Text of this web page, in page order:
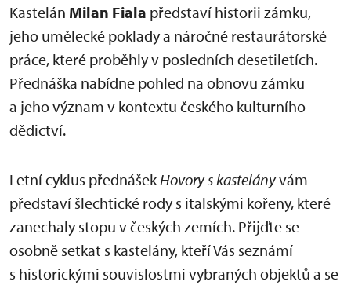
Kastelán Milan Fiala představí historii zámku,
jeho umělecké poklady a náročné restaurátorské
práce, které proběhly v posledních desetiletích.
Přednáška nabídne pohled na obnovu zámku
a jeho význam v kontextu českého kulturního
dědictví.
Letní cyklus přednášekHovory s kastelányvám
představí šlechtické rody s italskými kořeny, které
zanechaly stopu v českých zemích. Přijďte se
osobně setkat s kastelány, kteří Vás seznámí
s historickými souvislostmi vybraných objektů a se